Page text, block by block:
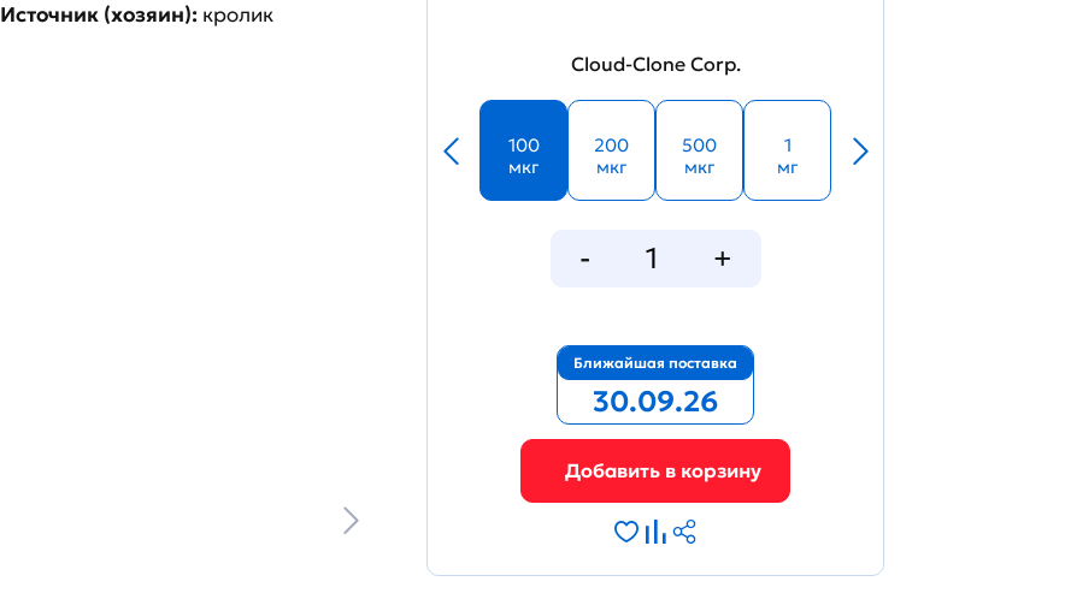
Источник (хозяин): кролик
Cloud-Clone Corp.
100
мкг
200
мкг
500
мкг
1
мг
Ближайшая поставка
30.09.26